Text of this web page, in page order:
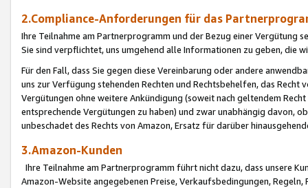
2.Compliance-Anforderungen für das
Ihre Teilnahme am Partnerprogramm und der Bezug einer Vergütung
Sie sind verpflichtet, uns umgehend alle Informationen zu geben, die
Für den Fall, dass Sie gegen diese Vereinbarung oder andere
uns zur Verfügung stehenden Rechten und Rechtsbehelfen, das
Vergütungen ohne weitere Ankündigung (soweit nach geltendem
entsprechende Vergütungen zu haben) und zwar unabhängig davon,
unbeschadet des Rechts von Amazon, Ersatz für darüber
3.Amazon-Kunden
Ihre Teilnahme am Partnerprogramm führt nicht dazu, dass unsere
Amazon-Website angegebenen Preise, Verkaufsbedingungen,